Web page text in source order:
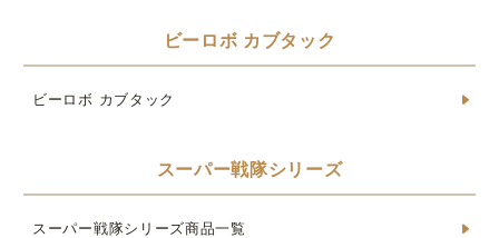
ビーロボ カブタック
ビーロボ カブタック
スーパー戦隊シリーズ
スーパー戦隊シリーズ商品一覧